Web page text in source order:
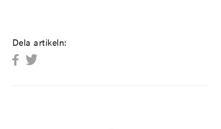
Dela artikeln: